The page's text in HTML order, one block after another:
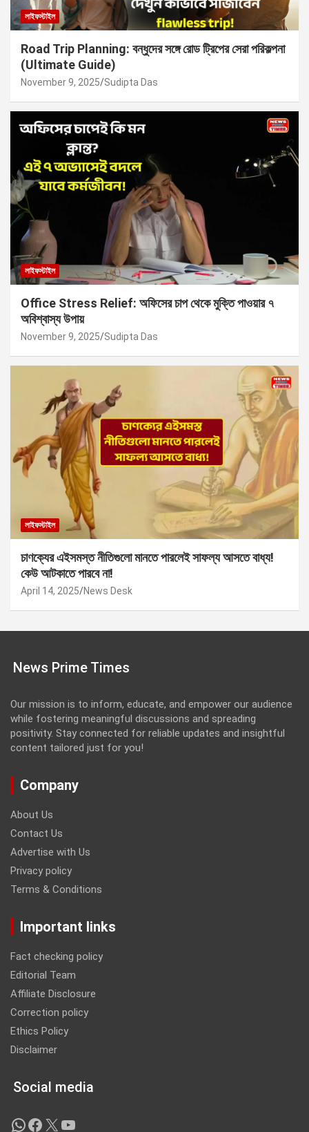
লাইফস্টাইল
Road Trip Planning: বন্ধুদের সঙ্গে রোড ট্রিপের সেরা পরিকল্পনা
(Ultimate Guide)
November 9, 2025 Sudipta Das
লাইফস্টাইল
Office Stress Relief: অফিসের চাপ থেকে মুক্তি পাওয়ার ৭
অবিশ্বাস্য উপায়
November 9, 2025 Sudipta Das
লাইফস্টাইল
চাণক্যের এইসমস্ত নীতিগুলো মানতে পারলেই সাফল্য আসতে বাধ্য!
কেউ আটকাতে পারবে না!
April 14, 2025 News Desk
News Prime Times
Our mission is to inform, educate, and empower our audience
while fostering meaningful discussions and spreading
positivity. Stay connected for reliable updates and insightful
content tailored just for you!
Company
About Us
Contact Us
Advertise with Us
Privacy policy
Terms & Conditions
Important links
Fact checking policy
Editorial Team
Affiliate Disclosure
Correction policy
Ethics Policy
Disclaimer
Social media
WhatsApp
Facebook
X YouTube